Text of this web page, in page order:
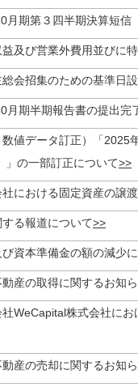
月期第３四半期決算短信
及び営業外費用並びに
会招集のための基準日
月期半期報告書の提出完
数値データ訂正）「
」の一部訂正について
における固定資産の譲
る報道について
び資本準備金の額の減少
動産の取得に関するお知
WeCapital株式会社に
動産の売却に関するお知